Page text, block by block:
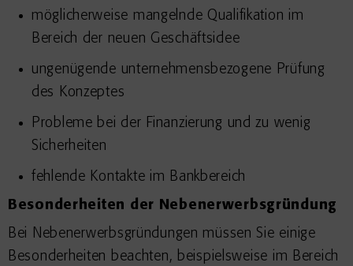
möglicherweise mangelnde Qualifikation im
Bereich der neuen Geschäftsidee
ungenügende unternehmensbezogene Prüfung
des Konzeptes
Probleme bei der Finanzierung und zu wenig
Sicherheiten
fehlende Kontakte im Bankbereich
Besonderheiten der Nebenerwerbsgründung
Bei Nebenerwerbsgründungen müssen Sie einige
Besonderheiten beachten, beispielsweise im Bereich